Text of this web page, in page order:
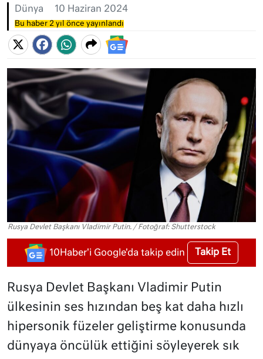
Dünya 10 Haziran 2024
Bu haber 2 yıl önce yayınlandı
Rusya Devlet Başkanı Vladimir Putin. / Fotoğraf: Shutterstock
10Haber'i Google'da takip edin Takip Et
Rusya Devlet Başkanı Vladimir Putin
ülkesinin ses hızından beş kat daha hızlı
hipersonik füzeler geliştirme konusunda
dünyaya öncülük ettiğini söyleyerek sık